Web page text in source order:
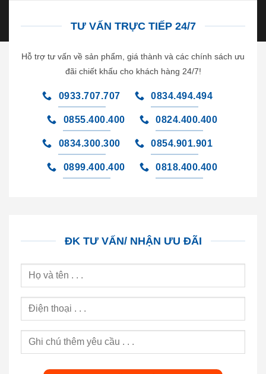
TƯ VẤN TRỰC TIẾP 24/7
Hỗ trợ tư vấn về sản phẩm, giá thành và các chính sách ưu
đãi chiết khấu cho khách hàng 24/7!
0933.707.707 0834.494.494
0855.400.400 0824.400.400
0834.300.300 0854.901.901
0899.400.400 0818.400.400
ĐK TƯ VẤN/ NHẬN ƯU ĐÃI